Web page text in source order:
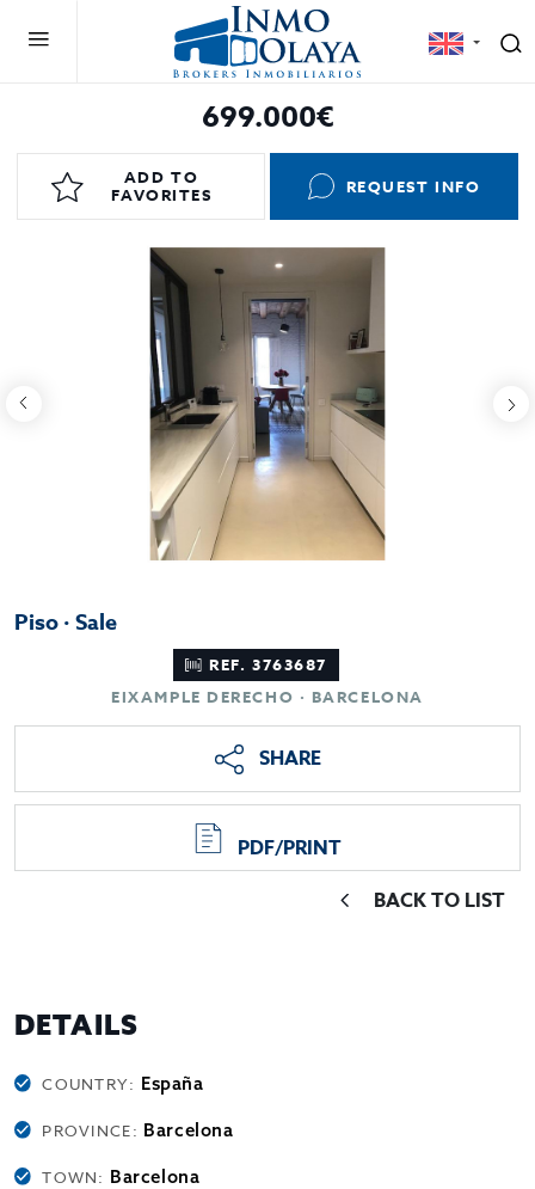
699.000€
ADD TO
FAVORITES
REQUEST INFO
Piso · Sale
REF. 3763687
EIXAMPLE DERECHO · BARCELONA
SHARE
PDF/PRINT
BACK TO LIST
DETAILS
COUNTRY: España
PROVINCE: Barcelona
TOWN: Barcelona